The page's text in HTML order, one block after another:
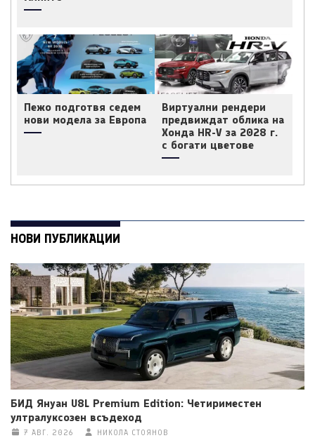
Пежо подготвя седем
нови модела за Европа
Виртуални рендери
предвиждат облика на
Хонда HR-V за 2028 г.
с богати цветове
НОВИ ПУБЛИКАЦИИ
БИД Януан U8L Premium Edition: Четириместен
ултралуксозен всъдеход
7 АВГ. 2026 НИКОЛА СТОЯНОВ